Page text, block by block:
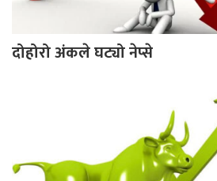
दोहोरो अंकले घट्यो नेप्से